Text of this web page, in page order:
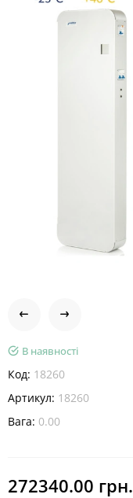
В наявності
Код: 18260
Артикул: 18260
Вага: 0.00
272340.00 грн.